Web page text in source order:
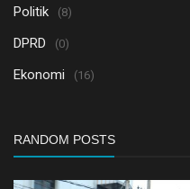
Politik (8)
DPRD (0)
Ekonomi (16)
RANDOM POSTS